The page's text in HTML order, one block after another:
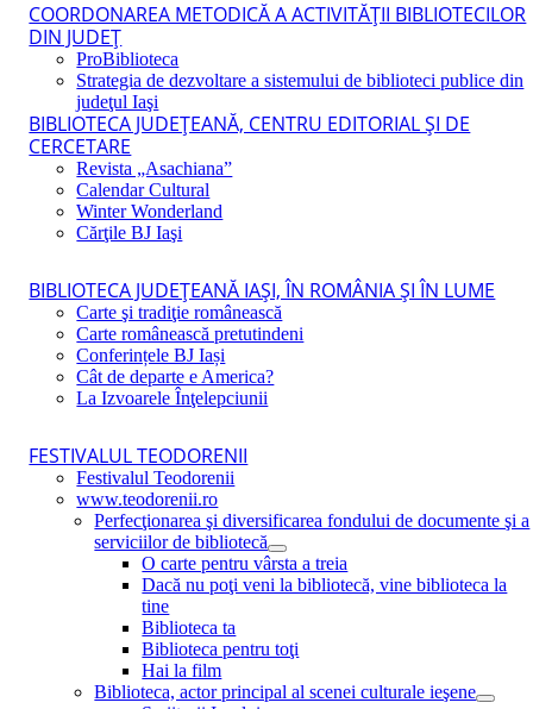
COORDONAREA METODICĂ A ACTIVITĂŢII BIBLIOTECILOR
DIN JUDEŢ
ProBiblioteca
Strategia de dezvoltare a sistemului de biblioteci publice din
judeţul Iaşi
BIBLIOTECA JUDEŢEANĂ, CENTRU EDITORIAL ŞI DE
CERCETARE
Revista „Asachiana”
Calendar Cultural
Winter Wonderland
Cărţile BJ Iaşi
BIBLIOTECA JUDEŢEANĂ IAŞI, ÎN ROMÂNIA ŞI ÎN LUME
Carte şi tradiţie românească
Carte românească pretutindeni
Conferințele BJ Iași
Cât de departe e America?
La Izvoarele Înţelepciunii
FESTIVALUL TEODORENII
Festivalul Teodorenii
www.teodorenii.ro
Perfecţionarea şi diversificarea fondului de documente şi a
serviciilor de bibliotecă
O carte pentru vârsta a treia
Dacă nu poţi veni la bibliotecă, vine biblioteca la
tine
Biblioteca ta
Biblioteca pentru toţi
Hai la film
Biblioteca, actor principal al scenei culturale ieşene